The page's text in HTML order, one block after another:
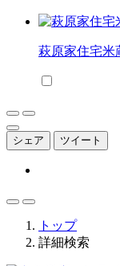
萩原家住宅米
シェア ツイート
トップ
詳細検索